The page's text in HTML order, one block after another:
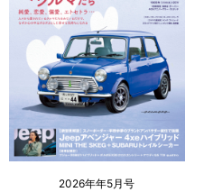
2026年年5月号